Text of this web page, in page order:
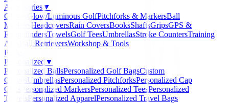
Accessories ▼
Gloves
Glow/Luminous GolfPitchforks & MarkersBall
Markers
HeadcoversRain CoversBooksShaftsGripsGPS &
RangefindersTowelsGolf TeesUmbrellasStroke CountersTraining
Aids
Ball RetrieversWorkshop & Tools
Packs
Personalized ▼
Personalized BallsPersonalized Golf BagsCustom
Gloves
UmbrellasPersonalized PitchforksPersonalized Cap
Clips
Personalized MarkersPersonalized TeesPersonalized
TowelsPersonalized ApparelPersonalized Travel Bags